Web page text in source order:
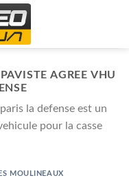
AGREE VHU
la defense est un
pour la casse
MOULINEAUX